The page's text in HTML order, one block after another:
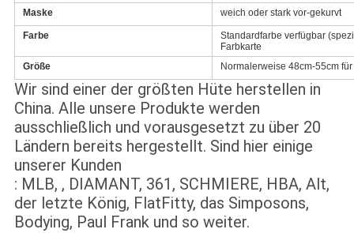
Maske
weich oder stark vor-gekurvt
Farbe
Standardfarbe verfügbar
Farbkarte
Größe
Normalerweise 48cm-55cm
Wir sind einer der größten Hüte herstellen in
China. Alle unsere Produkte werden
ausschließlich und vorausgesetzt zu über 20
Ländern bereits hergestellt. Sind hier einige
unserer Kunden
: MLB, , DIAMANT, 361, SCHMIERE, HBA, Alt,
der letzte König, FlatFitty, das Simposons,
Bodying, Paul Frank und so weiter.